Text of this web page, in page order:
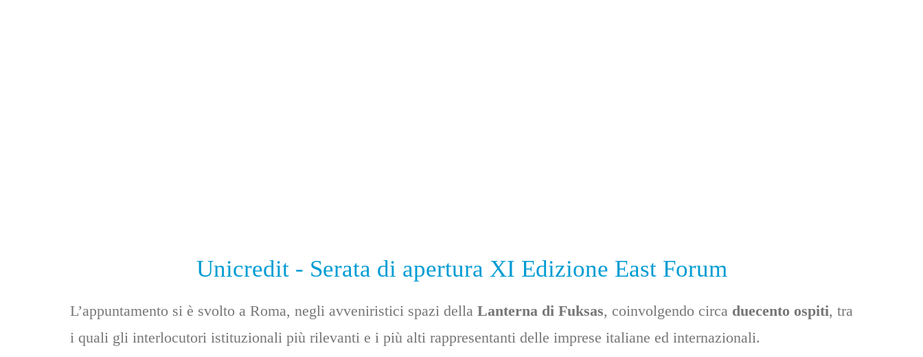
Unicredit - Serata di apertura XI Edizione East Forum
L’appuntamento si è svolto a Roma, negli avveniristici spazi della Lanterna di Fuksas, coinvolgendo circa duecento ospiti, tra
i quali gli interlocutori istituzionali più rilevanti e i più alti rappresentanti delle imprese italiane ed internazionali.